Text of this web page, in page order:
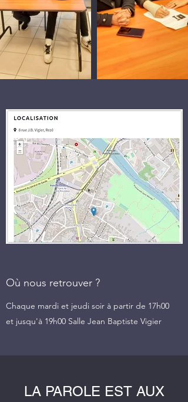
Où nous retrouver ?
Chaque mardi et jeudi soir à partir de 17h00
et jusqu'à 19h00 Salle Jean Baptiste Vigier
LA PAROLE EST AUX